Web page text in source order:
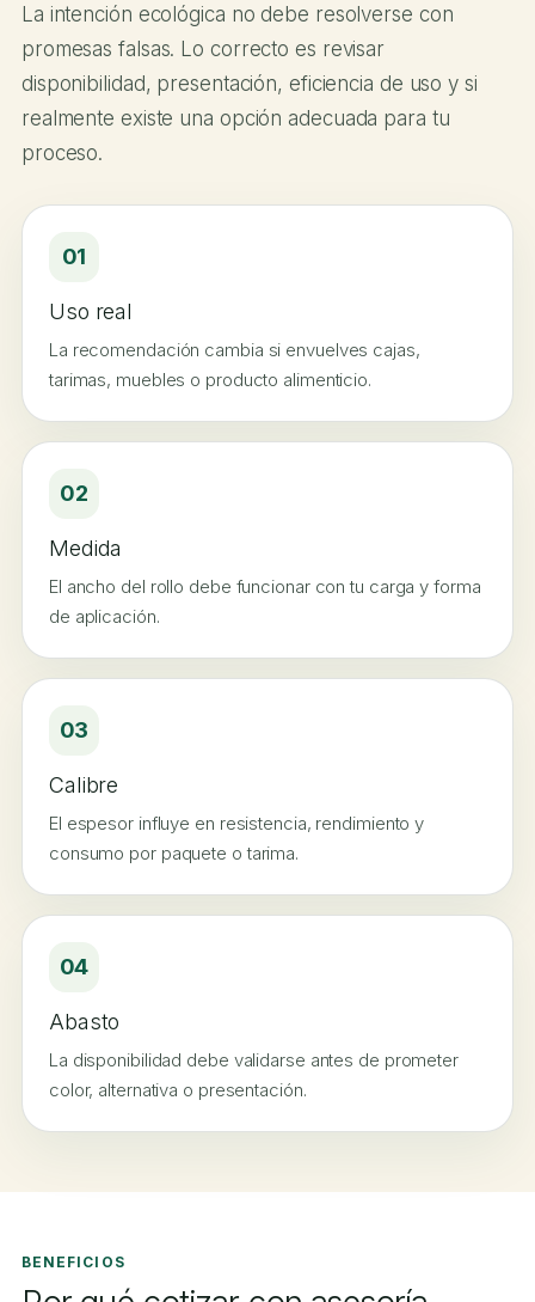
La intención ecológica no debe resolverse con
promesas falsas. Lo correcto es revisar
disponibilidad, presentación, eficiencia de uso y si
realmente existe una opción adecuada para tu
proceso.
01
Uso real
La recomendación cambia si envuelves cajas,
tarimas, muebles o producto alimenticio.
02
Medida
El ancho del rollo debe funcionar con tu carga y forma
de aplicación.
03
Calibre
El espesor influye en resistencia, rendimiento y
consumo por paquete o tarima.
04
Abasto
La disponibilidad debe validarse antes de prometer
color, alternativa o presentación.
BENEFICIOS